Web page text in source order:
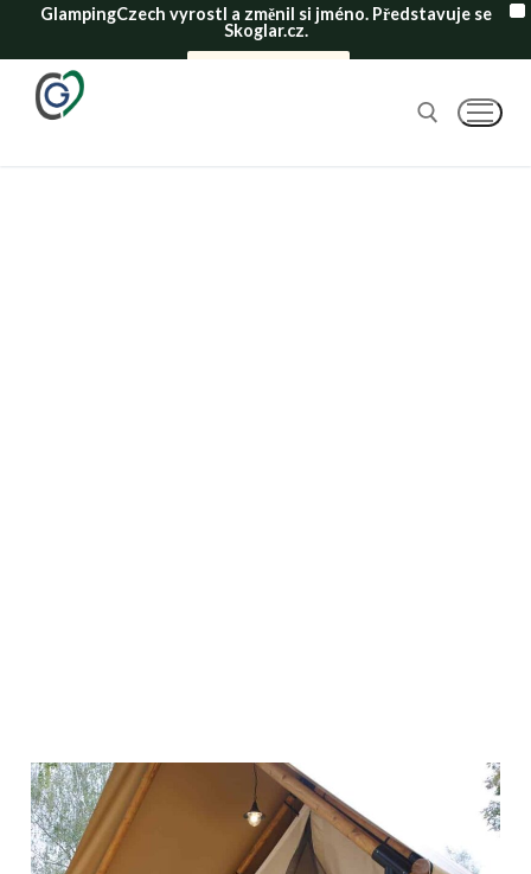
GlampingCzech vyrostl a změnil si jméno. Představuje se
Skoglar.cz.